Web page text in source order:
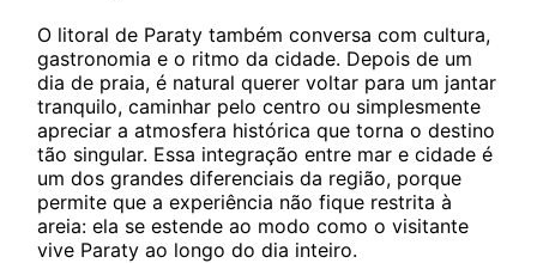
O litoral de Paraty também conversa com cultura,
gastronomia e o ritmo da cidade. Depois de um
dia de praia, é natural querer voltar para um jantar
tranquilo, caminhar pelo centro ou simplesmente
apreciar a atmosfera histórica que torna o destino
tão singular. Essa integração entre mar e cidade é
um dos grandes diferenciais da região, porque
permite que a experiência não fique restrita à
areia: ela se estende ao modo como o visitante
vive Paraty ao longo do dia inteiro.